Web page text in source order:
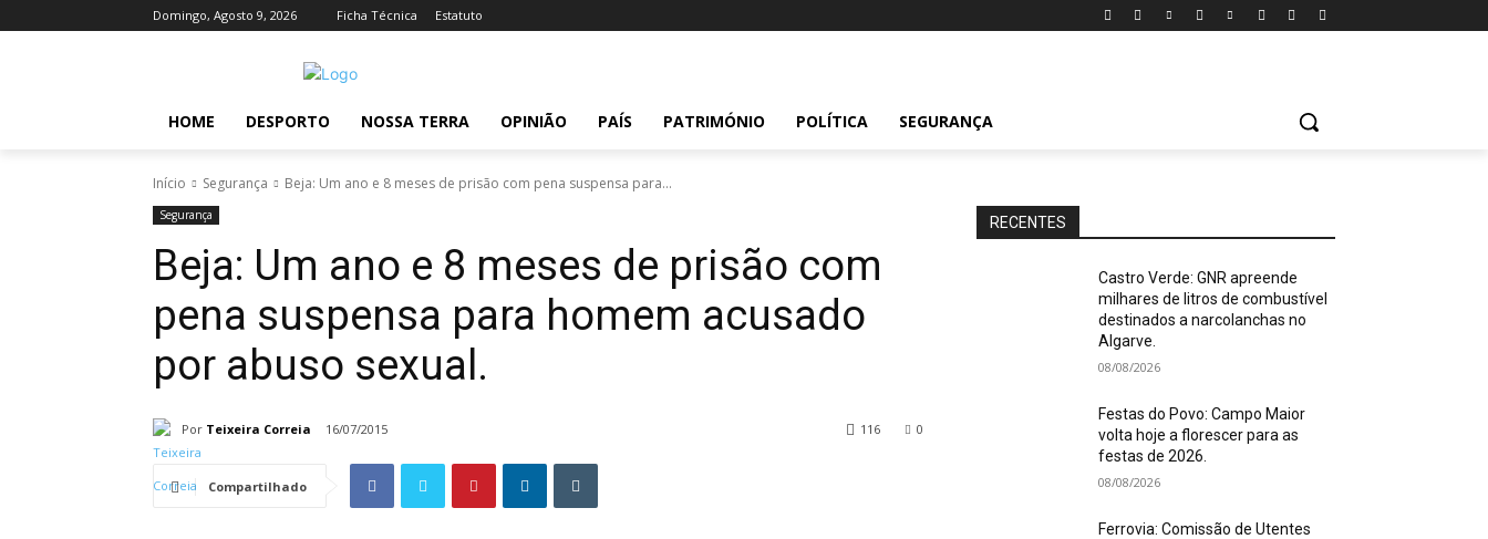
Domingo, Agosto 9, 2026 Ficha Técnica Estatuto
HOME DESPORTO NOSSA TERRA OPINIÃO PAÍS PATRIMÓNIO POLÍTICA SEGURANÇA
Início Segurança Beja: Um ano e 8 meses de prisão com pena suspensa para...
Segurança
Beja: Um ano e 8 meses de prisão com
pena suspensa para homem acusado
por abuso sexual.
Por Teixeira Correia 16/07/2015 0
116
Compartilhado
RECENTES
Castro Verde: GNR apreende
milhares de litros de combustível
destinados a narcolanchas no
Algarve.
08/08/2026
Festas do Povo: Campo Maior
volta hoje a florescer para as
festas de 2026.
08/08/2026
Ferrovia: Comissão de Utentes